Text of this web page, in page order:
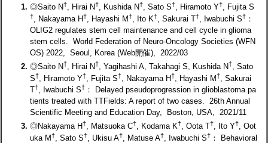
1. ◎Saito N†, Hirai N†, Kushida N†, Sato S†, Hiramoto Y†, Fujita S
† , Nakayama H† , Hayashi M† , Ito K† , Sakurai T† , Iwabuchi S† ：
OLIG2 regulates stem cell maintenance and cell cycle in glioma
stem cells. World Federation of Neuro-Oncology Societies (WFN
OS) 2022, Seoul, Korea (Web開催), 2022/03
2. ◎Saito N†, Hirai N†, Yagihashi A, Takahagi S, Kushida N†, Sato
S† , Hiramoto Y† , Fujita S† , Nakayama H† , Hayashi M†
, Sakurai
T† , Iwabuchi S† ： Delayed pseudoprogression in glioblastoma pa
tients treated with TTFields: A report of two cases. 26th Annual
Scientific Meeting and Education Day, Boston, USA, 2021/11
3. ◎Nakayama H†, Matsuoka C†, Kodama K†, Oota T†, Ito Y†, Oot
uka M† , Sato S† , Ukisu A† , Matuse A† , Iwabuchi S† ： Behavioral